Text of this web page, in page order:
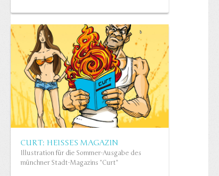
CURT: HEISSES MAGAZIN
Illustration für die Sommer-Ausgabe des
münchner Stadt-Magazins "Curt"